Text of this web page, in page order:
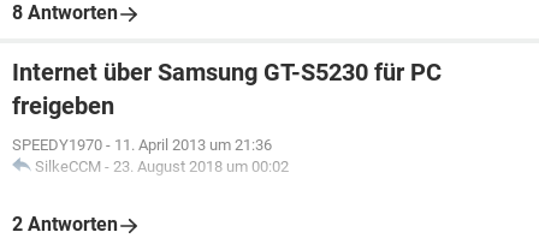
8 Antworten
Internet über Samsung GT-S5230 für PC
freigeben
SPEEDY1970 - 11. April 2013 um 21:36
SilkeCCM - 23. August 2018 um 00:02
2 Antworten